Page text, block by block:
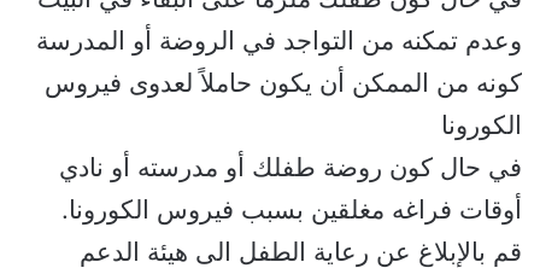
وعدم تمكنه من التواجد في الروضة أو المدرسة
كونه من الممكن أن يكون حاملاً لعدوى فيروس
الكورونا
في حال كون روضة طفلك أو مدرسته أو نادي
أوقات فراغه مغلقين بسبب فيروس الكورونا.
قم بالإبلاغ عن رعاية الطفل الى هيئة الدعم